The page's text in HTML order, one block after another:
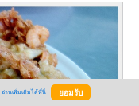
อ่านเพิ่มเติมได้ที่นี่